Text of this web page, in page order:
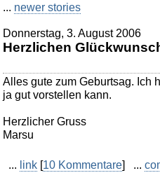
... newer stories
Donnerstag, 3. August 2006
Herzlichen
Alles gute zum Geburtsag. Ich
ja gut vorstellen kann.
Herzlicher Gruss
Marsu
... link [10 Kommentare] ...